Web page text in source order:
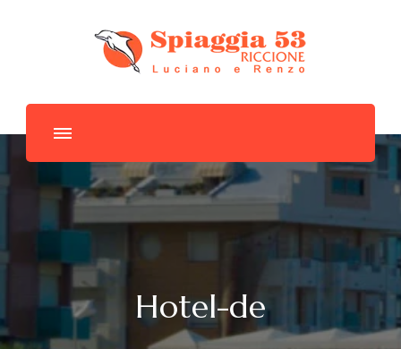
Spiaggia 53
Hotel-de